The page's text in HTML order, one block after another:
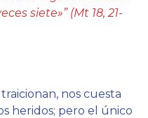
siete»” (Mt 18, 21-
nos cuesta
heridos; pero el único